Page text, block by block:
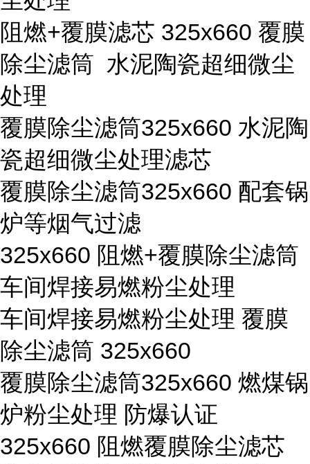
阻燃+覆膜滤芯 325x660 覆膜
除尘滤筒 水泥陶瓷超细微尘
处理
覆膜除尘滤筒325x660 水泥陶
瓷超细微尘处理滤芯
覆膜除尘滤筒325x660 配套锅
炉等烟气过滤
325x660 阻燃+覆膜除尘滤筒
车间焊接易燃粉尘处理
车间焊接易燃粉尘处理 覆膜
除尘滤筒 325x660
覆膜除尘滤筒325x660 燃煤锅
炉粉尘处理 防爆认证
325x660 阻燃覆膜除尘滤芯